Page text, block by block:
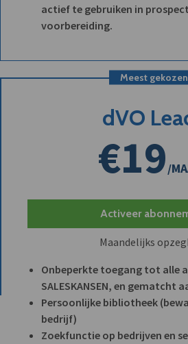
actief te gebruiken in
voorbereiding.
Meest gekozen
dVO
€19/
Activeer
Maandelijks
Onbeperkte toegang tot alle
SALESKANSEN, en gematcht
Persoonlijke bibliotheek
bedrijf)
Zoekfunctie op bedrijven en